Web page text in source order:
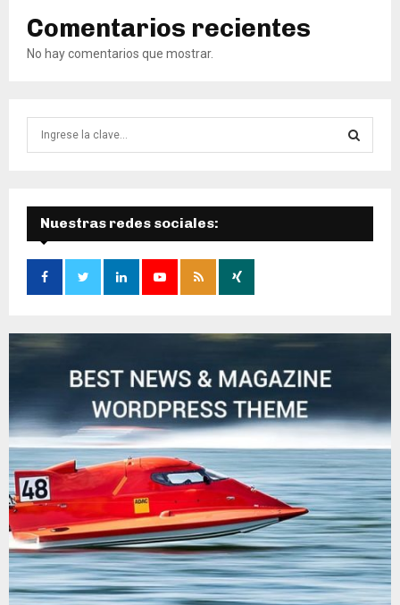
Comentarios recientes
No hay comentarios que mostrar.
d
a
e
Ú
S
A
Nuestras redes sociales: